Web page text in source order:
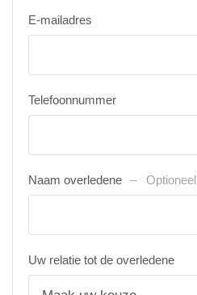
E-mailadres
Telefoonnummer
Naam overledene Optioneel
Uw relatie tot de overledene